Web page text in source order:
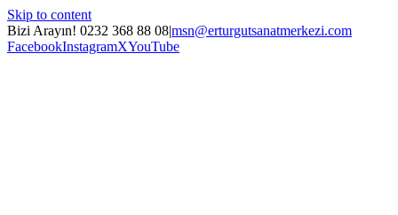
Skip to content
Bizi Arayın! 0232 368 88 08|msn@erturgutsanatmerkezi.com
FacebookInstagramXYouTube